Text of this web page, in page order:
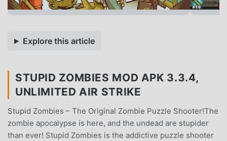
Explore this article
STUPID ZOMBIES MOD APK 3.3.4,
UNLIMITED AIR STRIKE
Stupid Zombies – The Original Zombie Puzzle Shooter!The
zombie apocalypse is here, and the undead are stupider
than ever! Stupid Zombies is the addictive puzzle shooter